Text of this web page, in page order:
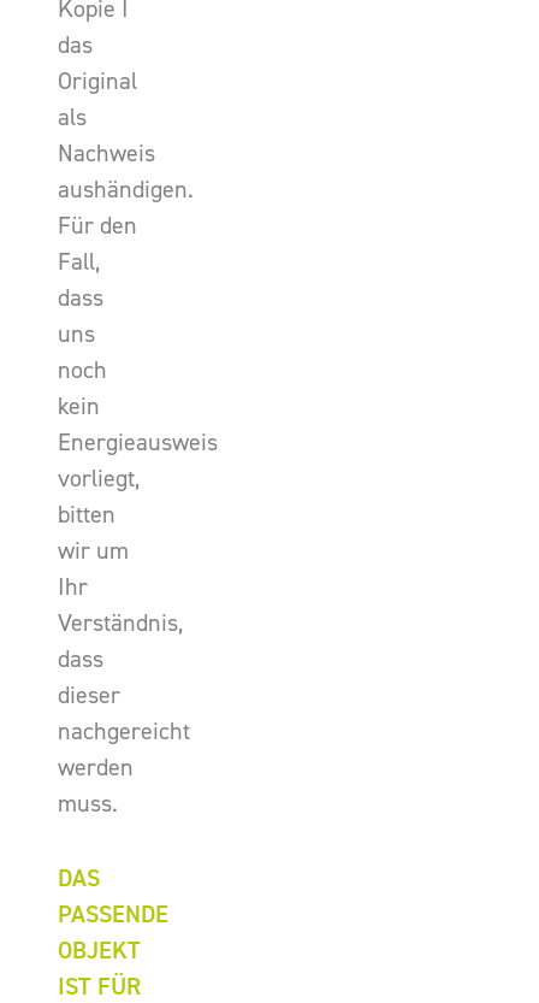
Kopie I
das
Original
als
Nachweis
aushändigen.
Für den
Fall,
dass
uns
noch
kein
Energieausweis
vorliegt,
bitten
wir um
Ihr
Verständnis,
dass
dieser
nachgereicht
werden
muss.
DAS
PASSENDE
OBJEKT
IST FÜR